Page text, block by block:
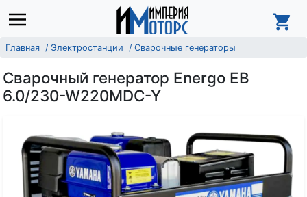
Главная Электростанции Сварочные генераторы
Сварочный генератор Energo EB
6.0/230-W220MDC-Y